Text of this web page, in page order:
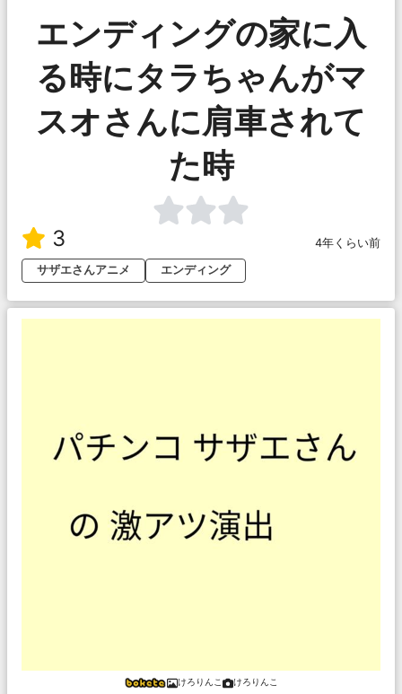
エンディングの家に入
る時にタラちゃんがマ
スオさんに肩車されて
た時
3
4年くらい前
サザエさんアニメ
エンディング
けろりんこ けろりんこ